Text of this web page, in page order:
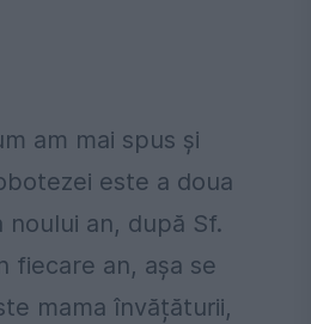
am mai spus şi
este a doua
an, după Sf.
fiecare an, așa se
mama învățăturii,